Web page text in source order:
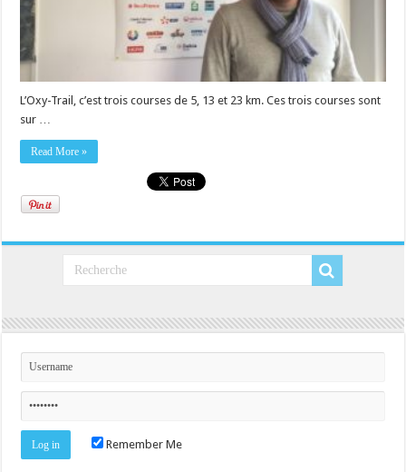
L’Oxy-Trail, c’est trois courses de 5, 13 et 23 km. Ces trois courses sont
sur …
Read More »
Remember Me